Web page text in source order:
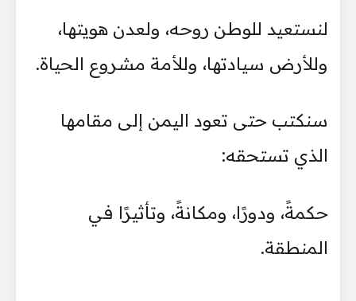
لنستعيد للوطن روحه، ولعدن هويتها،
وللأرض سيادتها، وللأمة مشروع الحياة.
سنكتب حتى تعود اليمن إلى مقامها
الذي تستحقه:
حكمةً، ودورًا، ومكانةً، وتأثيرًا في
المنطقة.